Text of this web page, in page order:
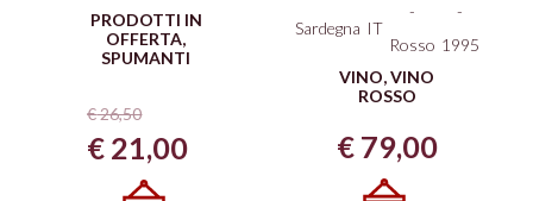
PRODOTTI IN
OFFERTA,
SPUMANTI
€26,50
Il
prezzo
€ 21,00Il
Sardegna IT
-
Rosso
-
1995
VINO,VINO
ROSSO
€79,00